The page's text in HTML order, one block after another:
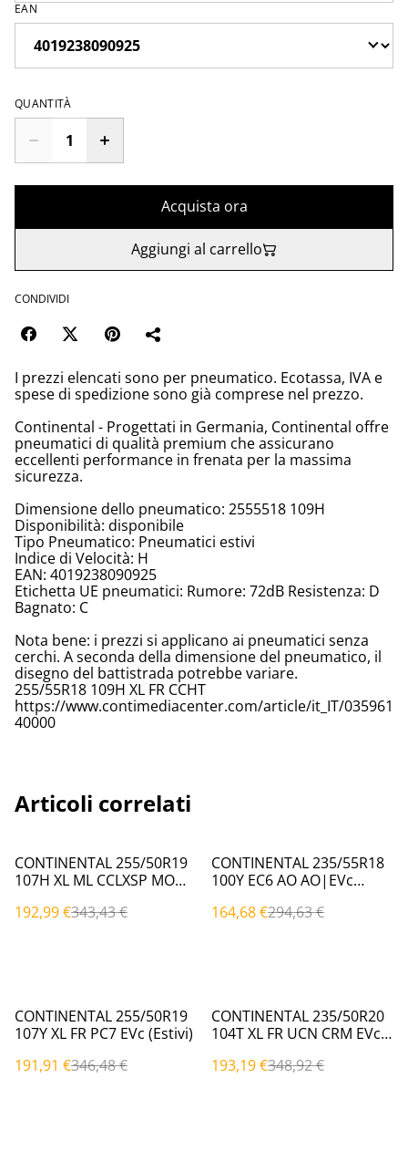
EAN
QUANTITÀ
Acquista ora
Aggiungi al carrello
CONDIVIDI
I prezzi elencati sono per pneumatico. Ecotassa, IVA e
spese di spedizione sono già comprese nel prezzo.
Continental - Progettati in Germania, Continental offre
pneumatici di qualità premium che assicurano
eccellenti performance in frenata per la massima
sicurezza.
Dimensione dello pneumatico: 2555518 109H
Disponibilità: disponibile
Tipo Pneumatico: Pneumatici estivi
Indice di Velocità: H
EAN: 4019238090925
Etichetta UE pneumatici: Rumore: 72dB Resistenza: D
Bagnato: C
Nota bene: i prezzi si applicano ai pneumatici senza
cerchi. A seconda della dimensione del pneumatico, il
disegno del battistrada potrebbe variare.
255/55R18 109H XL FR CCHT
https://www.contimediacenter.com/article/it_IT/035961
40000
Articoli correlati
%
CONTINENTAL 255/50R19
107H XL ML CCLXSP MO
192,99 €343,43 €
%
CONTINENTAL 235/55R18
100Y EC6 AO AO|EVc
164,68 €294,63 €
%
CONTINENTAL 255/50R19
107Y XL FR PC7 EVc (Estivi)
191,91 €346,48 €
%
CONTINENTAL 235/50R20
104T XL FR UCN CRM EVc
193,19 €348,92 €